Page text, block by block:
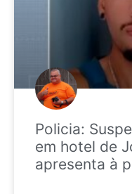
Policia:
em hotel de
apresenta à